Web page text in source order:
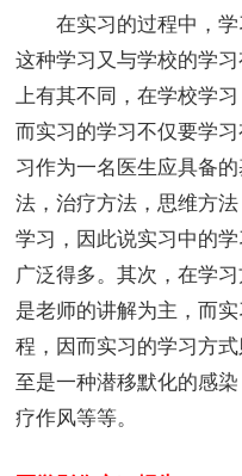
在实习的过程中，学
这种学习又与学校的学
上有其不同，在学校学
而实习的学习不仅要学
习作为一名医生应具备
法，治疗方法，思维方
学习，因此说实习中的
广泛得多。其次，在学
是老师的讲解为主，而
程，因而实习的学习方
至是一种潜移默化的感
疗作风等等。